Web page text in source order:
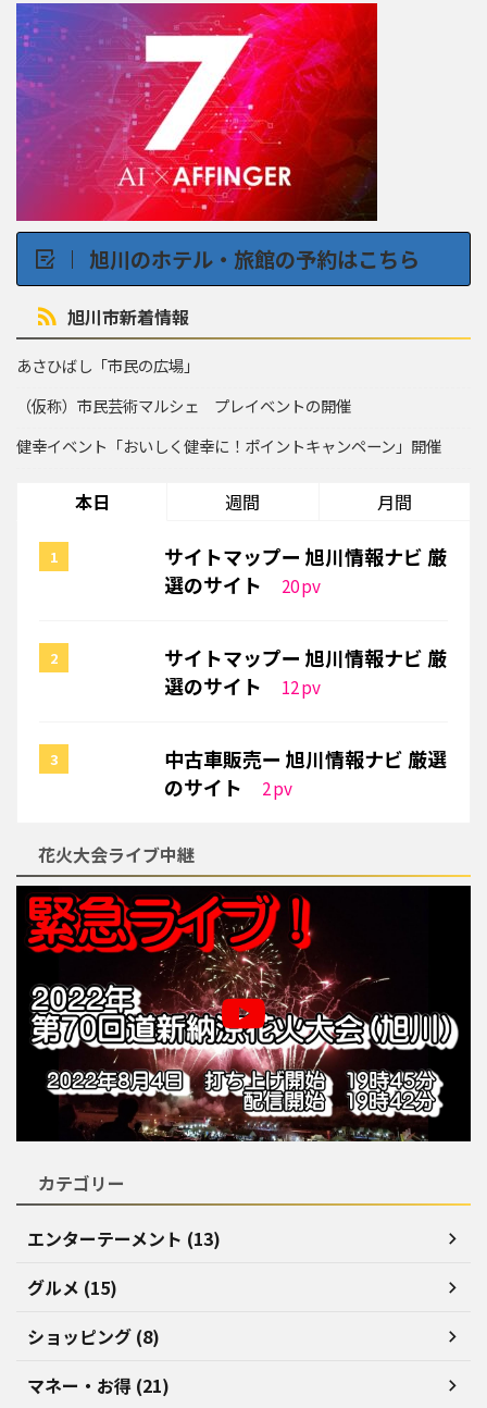
旭川のホテル・旅館の予約はこちら
旭川市新着情報
あさひばし「市民の広場」
（仮称）市民芸術マルシェ プレイベントの開催
健幸イベント「おいしく健幸に！ポイントキャンペーン」開催
本日 週間 月間
サイトマップー 旭川情報ナビ 厳
選のサイト
20pv
サイトマップー 旭川情報ナビ 厳
選のサイト
12pv
中古車販売ー 旭川情報ナビ 厳選
のサイト
2pv
花火大会ライブ中継
カテゴリー
エンターテーメント (13)
グルメ (15)
ショッピング (8)
マネー・お得 (21)